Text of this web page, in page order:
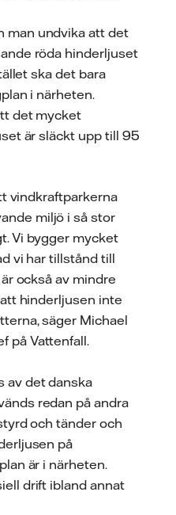
man undvika att det
röda hinderljuset
ska det bara
i närheten.
det mycket
är släckt upp till 95
vindkraftparkerna
miljö i så stor
Vi bygger mycket
vi har tillstånd till
också av mindre
hinderljusen inte
säger Michael
på Vattenfall.
av det danska
redan på andra
och tänder och
på
är i närheten.
drift ibland annat